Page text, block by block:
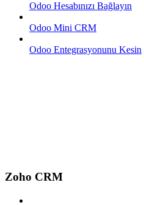
Odoo Hesabınızı Bağlayın
Odoo Mini CRM
Odoo Entegrasyonunu Kesin
Zoho CRM